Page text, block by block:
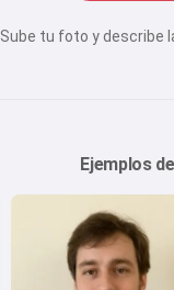
Sube tu foto y describe
Ejemplos